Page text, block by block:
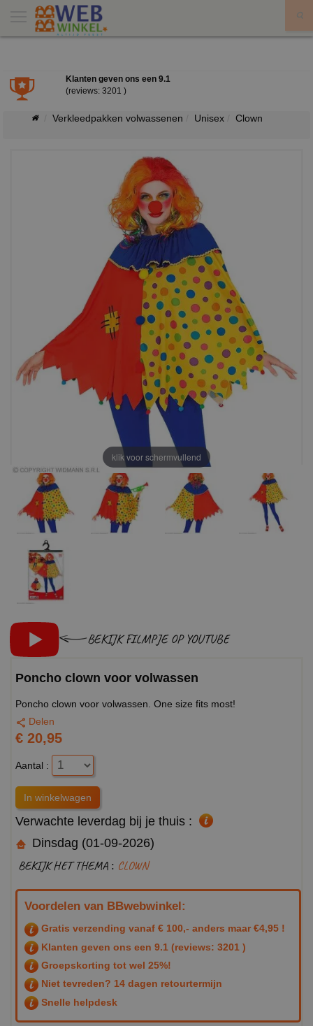
Klanten geven ons een 9.1
(reviews: 3201 )
Verkleedpakken volwassenen Unisex Clown
klik voor schermvullend
BEKIJK FILMPJE OP YOUTUBE
Poncho clown voor volwassen
Poncho clown voor volwassen. One size fits most!
Delen
€ 20,95
Aantal :
Verwachte leverdag bij je thuis :
Dinsdag (01-09-2026)
BEKIJK HET THEMA : CLOWN
Voordelen van BBwebwinkel:
Gratis verzending vanaf € 100,- anders maar €4,95 !
Klanten geven ons een 9.1 (reviews: 3201 )
Groepskorting tot wel 25%!
Niet tevreden? 14 dagen retourtermijn
Snelle helpdesk